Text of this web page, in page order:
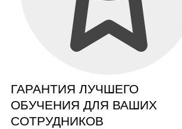
ГАРАНТИЯ ЛУЧШЕГО
ОБУЧЕНИЯ ДЛЯ ВАШИХ
СОТРУДНИКОВ